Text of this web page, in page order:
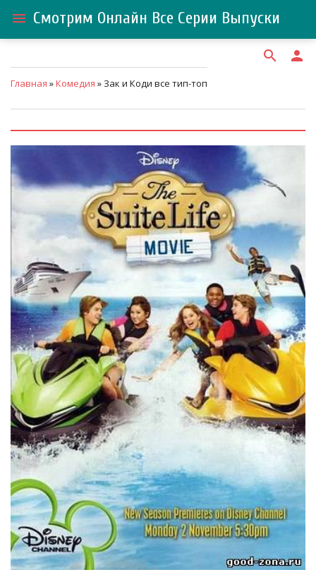
menu Смотрим Онлайн Все Серии Выпуски
search person
Главная »Комедия » Зак и Коди все тип-топ